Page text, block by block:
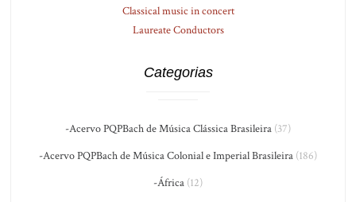
Classical music in concert
Laureate Conductors
Categorias
-Acervo PQPBach de Música Clássica Brasileira (37)
-Acervo PQPBach de Música Colonial e Imperial Brasileira (186)
-África (12)